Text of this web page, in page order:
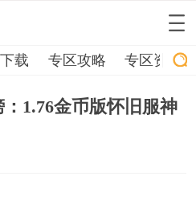
载 专区攻略 专区资讯
1.76金币版怀旧服神